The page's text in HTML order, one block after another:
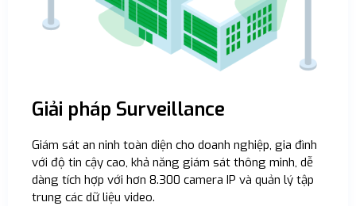
Giải pháp Surveillance
Giám sát an ninh toàn diện cho doanh nghiệp, gia đình
với độ tin cậy cao, khả năng giám sát thông minh, dễ
dàng tích hợp với hơn 8.300 camera IP và quản lý tập
trung các dữ liệu video.